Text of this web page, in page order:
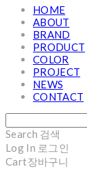
HOME
ABOUT
BRAND
PRODUCT
COLOR
PROJECT
NEWS
CONTACT
Search 검색
Log In 로그인
Cart장바구니